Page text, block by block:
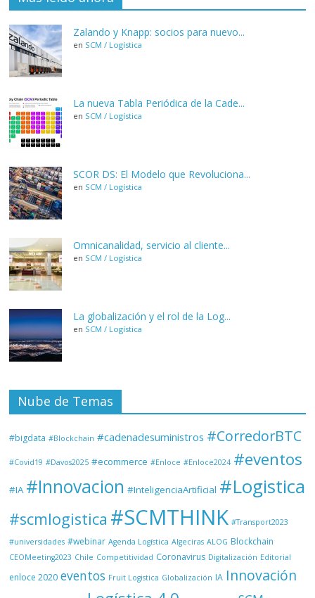
Zalando y Knapp: socios para nuevo...
en SCM / Logística
La nueva Tabla Periódica de la Cade...
en SCM / Logística
SCOR DS: El Modelo que Revoluciona...
en SCM / Logística
Omnicanalidad, servicio al cliente...
en SCM / Logística
La globalización y el rol de la Log...
en SCM / Logística
Nube de Temas
#bigdata #Blockchain #cadenadesuministros #CorredorBTC
#Covid19 #Davos2025 #ecommerce #Enloce #Enloce2024 #eventos
#IA #Innovacion #InteligenciaArtificial #Logistica
#scmlogistica #SCMTHINK #Transport2023
#universidades #webinar Agenda Logística Algeciras ALOG Blockchain
CEOMeeting2023 Chile Competitividad Coronavirus Digitalización Editorial
enloce 2020 eventos Fruit Logistica Globalización IA Innovación